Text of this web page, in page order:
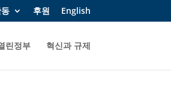
후원 English
린정부 혁신과 규제